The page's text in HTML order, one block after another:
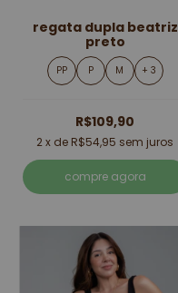
regata dupla beatriz
preto
PP P M + 3
R$109,90
2x de R$54,95 sem juros
compre agora